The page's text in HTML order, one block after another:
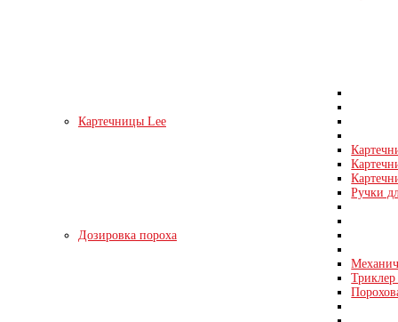
Картечницы Lee
Ручки
Дозировка пороха